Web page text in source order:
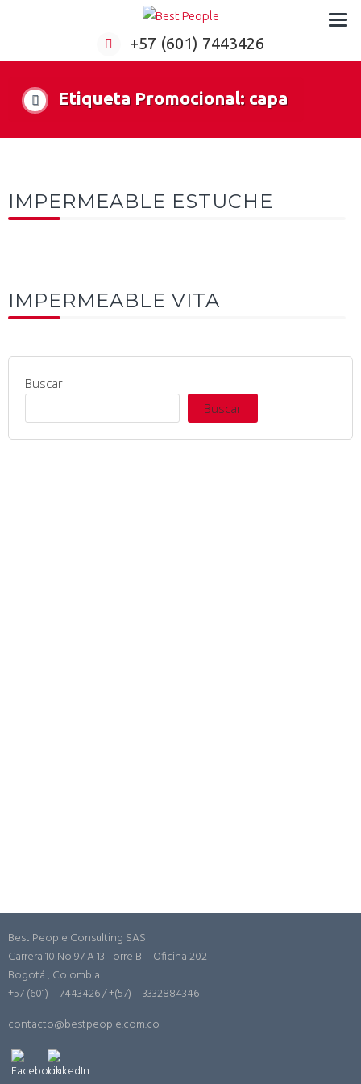
Formación virtual para empresas
+57 (601) 7443426
Etiqueta Promocional: capa
IMPERMEABLE ESTUCHE
IMPERMEABLE VITA
Buscar
Buscar
Best People Consulting SAS
Carrera 10 No 97 A 13 Torre B – Oficina 202
Bogotá , Colombia
+57 (601) – 7443426 / +(57) – 3332884346
contacto@bestpeople.com.co